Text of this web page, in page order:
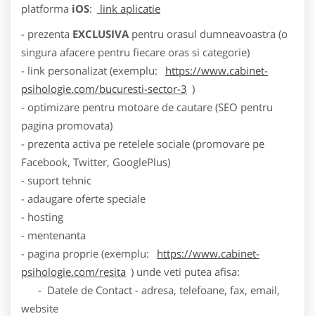
platforma iOS:
link aplicatie
- prezenta EXCLUSIVA pentru orasul dumneavoastra (o
singura afacere pentru fiecare oras si categorie)
- link personalizat (exemplu:
https://www.cabinet-
psihologie.com/bucuresti-sector-3 )
- optimizare pentru motoare de cautare (SEO pentru
pagina promovata)
- prezenta activa pe retelele sociale (promovare pe
Facebook, Twitter, GooglePlus)
- suport tehnic
- adaugare oferte speciale
- hosting
- mentenanta
- pagina proprie (exemplu:
https://www.cabinet-
psihologie.com/resita ) unde veti putea afisa:
- Datele de Contact - adresa, telefoane, fax, email,
website